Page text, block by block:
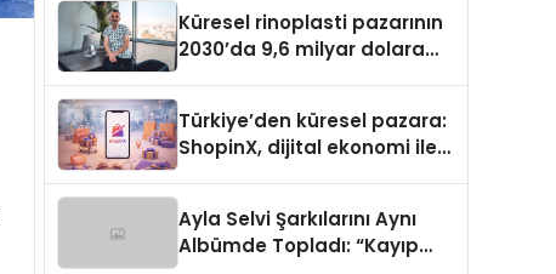
Küresel rinoplasti pazarının
2030’da 9,6 milyar dolara
Türkiye’den küresel pazara:
ShopinX, dijital ekonomi ile
Ayla Selvi Şarkılarını Aynı
Albümde Topladı: “Kayıp